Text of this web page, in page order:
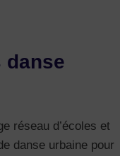
danse
réseau d’écoles et
danse urbaine pour